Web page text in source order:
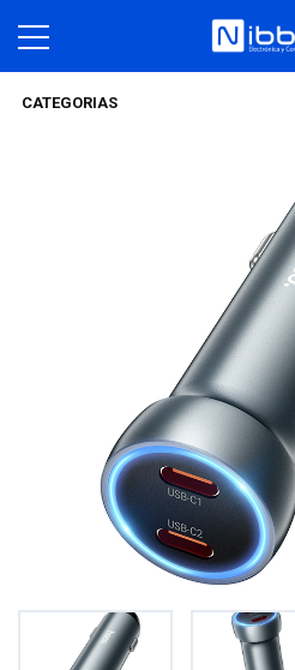
CATEGORIAS